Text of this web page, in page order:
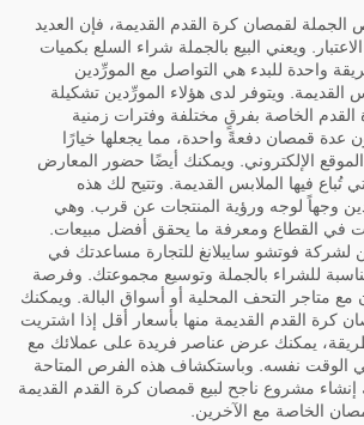
الجملة لقمصان كرة القدم القديمة، فإن العديد
ويعني البيع بالجملة شراء السلع بكميات
واحدة للبدء هي التواصل مع المورِّدين
ويتوفر لدى هؤلاء المورِّدين تشكيلة
الخاصة بفرقٍ مختلفة وفترات زمنية
عدة قمصان دفعةً واحدة، مما يجعلها خيارًا
الإلكتروني. ويمكنك أيضًا حضور المعارض
تُباع فيها الملابس القديمة. وتتيح لك هذه
وجهاً لوجه ورؤية المنتجات عن قرب. وهي
في القطاع ومعرفة ما يحقق أفضل مبيعات.
لشركة فوتشو سايبلانغ للتجارة مساعدتك في
للشراء بالجملة وتوسيع مجموعتك. وفرصة
متاجر التحف المحلية أو أسواق البالة. ويمكنك
كرة القدم القديمة منها بأسعار أقل إذا اشتريت
يمكنك عرض عناصر فريدة على عملائك مع
الوقت نفسه. وباستكشاف هذه الفرص المتاحة
إنشاء مشروع ناجح لبيع قمصان كرة القدم القديمة
الخاصة مع الآخرين.